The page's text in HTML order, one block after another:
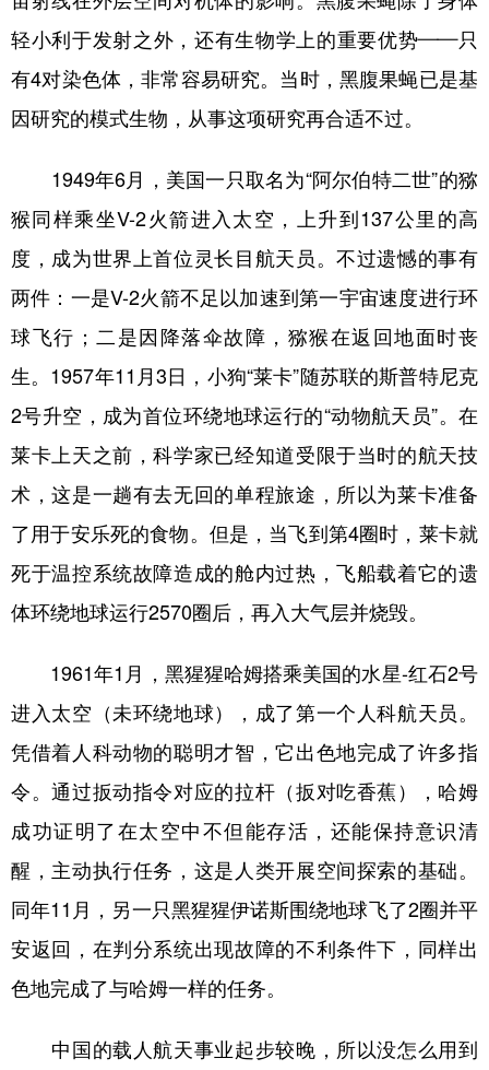
轻小利于发射之外，还有生物学上的重要优势——只
有4对染色体，非常容易研究。当时，黑腹果蝇已是基
因研究的模式生物，从事这项研究再合适不过。
1949年6月，美国一只取名为“阿尔伯特二世”的猕
猴同样乘坐V-2火箭进入太空，上升到137公里的高
度，成为世界上首位灵长目航天员。不过遗憾的事有
两件：一是V-2火箭不足以加速到第一宇宙速度进行环
球飞行；二是因降落伞故障，猕猴在返回地面时丧
生。1957年11月3日，小狗“莱卡”随苏联的斯普特尼克
2号升空，成为首位环绕地球运行的“动物航天员”。在
莱卡上天之前，科学家已经知道受限于当时的航天技
术，这是一趟有去无回的单程旅途，所以为莱卡准备
了用于安乐死的食物。但是，当飞到第4圈时，莱卡就
死于温控系统故障造成的舱内过热，飞船载着它的遗
体环绕地球运行2570圈后，再入大气层并烧毁。
1961年1月，黑猩猩哈姆搭乘美国的水星-红石2号
进入太空（未环绕地球），成了第一个人科航天员。
凭借着人科动物的聪明才智，它出色地完成了许多指
令。通过扳动指令对应的拉杆（扳对吃香蕉），哈姆
成功证明了在太空中不但能存活，还能保持意识清
醒，主动执行任务，这是人类开展空间探索的基础。
同年11月，另一只黑猩猩伊诺斯围绕地球飞了2圈并平
安返回，在判分系统出现故障的不利条件下，同样出
色地完成了与哈姆一样的任务。
中国的载人航天事业起步较晚，所以没怎么用到